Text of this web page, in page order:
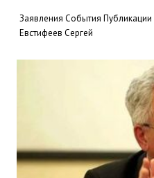
Заявления События Публикации
Евстифеев Сергей